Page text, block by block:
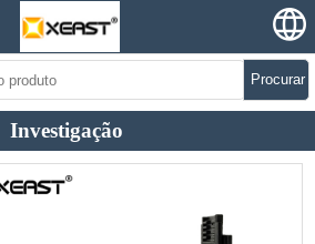
Procurar
Investigação